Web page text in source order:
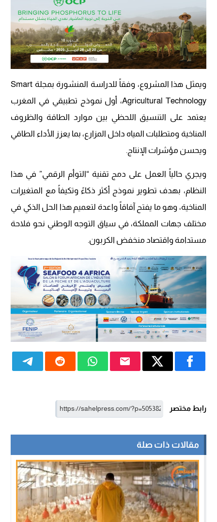
ويمثل هذا المشروع، وفقاً للدراسة المنشورة بمجلة Smart
Agricultural Technology، أول نموذج تطبيقي في المغرب
يعتمد على التنسيق اللحظي بين موارد الطاقة والظروف
المناخية ومتطلبات المياه داخل المزارع، بما يعزز الأداء الطاقي
ويحسن مؤشرات الإنتاج.
ويجري حالياً العمل على دمج تقنية “التوأم الرقمي” في هذا
النظام، بهدف تطوير نموذج أكثر ذكاءً وتكيفاً مع المتغيرات
المناخية، وهو ما يفتح آفاقاً واعدة لتعميم هذا الحل الذكي في
مختلف جهات المملكة، في سياق التوجه الوطني نحو فلاحة
مستدامة واقتصاد منخفض الكربون.
رابط مختصر
مقالات ذات صلة